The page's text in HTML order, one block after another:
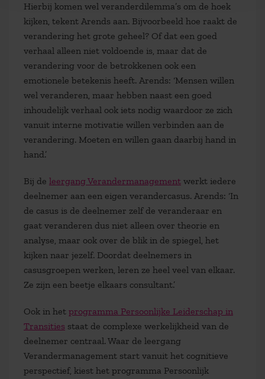
Hierbij komen wel veranderdilemma’s om de hoek
kijken, tekent Arends aan. Bijvoorbeeld hoe raakt de
verandering het grote geheel? Of dat een goed
verhaal alleen niet voldoende is, maar dat de
verandering voor de betrokkenen ook een
emotionele betekenis heeft. Arends: ‘Mensen willen
wel veranderen, maar hebben naast een goed
inhoudelijk verhaal ook iets nodig waardoor ze zich
vanuit interne motivatie willen verbinden aan de
verandering. Moeten en willen gaan daarbij hand in
hand.’
Bij de leergang Verandermanagement werkt iedere
deelnemer aan een eigen verandercasus. Arends: ‘In
de casus is de deelnemer zelf de veranderaar en
gaat veranderen dus niet alleen over theorie en
analyse, maar ook over de blik in de spiegel, het
kijken naar jezelf. Doordat deelnemers in
casusgroepen werken, leren ze heel veel van elkaar.
Ze zijn een beetje elkaars consultant.’
Ook in het programma Persoonlijke Leiderschap in
Transities staat de complexe werkelijkheid van de
deelnemer centraal. Waar de leergang
Verandermanagement start vanuit het cognitieve
perspectief, kiest het programma Persoonlijk